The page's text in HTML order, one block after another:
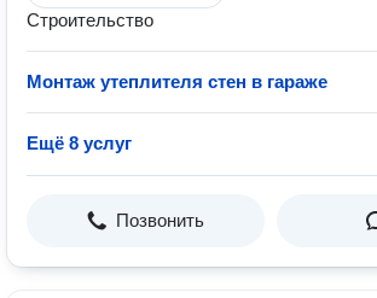
Строительство
Монтаж утеплителя стен в гараже
Ещё 8 услуг
Позвонить